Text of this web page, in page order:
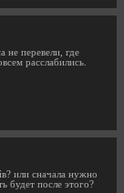
не перевели, где
расслабились.
или сначала нужно
будет после этого?